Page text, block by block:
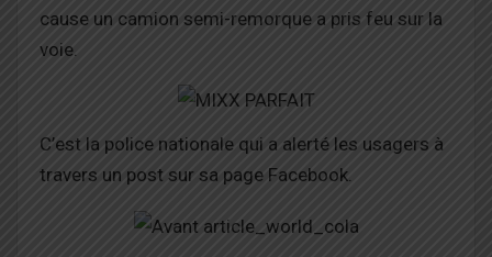
cause un camion semi-remorque a pris feu sur la
voie.
C’est la police nationale qui a alerté les usagers à
travers un post sur sa page Facebook.